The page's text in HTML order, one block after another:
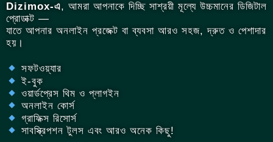
Dizimox-এ, আমরা আপনাকে দিচ্ছি সাশ্রয়ী মূল্যে উচ্চমানের ডিজিটাল
প্রোডাক্ট —
যাতে আপনার অনলাইন প্রজেক্ট বা ব্যবসা আরও সহজ, দ্রুত ও পেশাদার
হয়।
সফটওয়্যার
ই-বুক
ওয়ার্ডপ্রেস থিম ও প্লাগইন
অনলাইন কোর্স
গ্রাফিক্স রিসোর্স
সাবস্ক্রিপশন টুলস এবং আরও অনেক কিছু!